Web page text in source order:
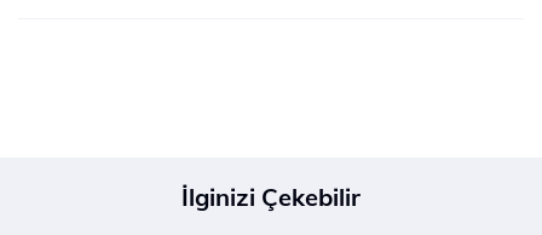
İlginizi Çekebilir